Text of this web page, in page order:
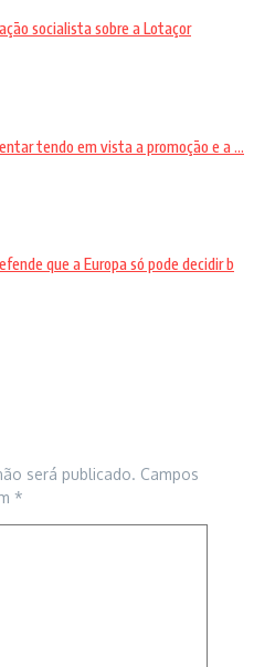
socialista sobre a Lotaçor
tendo em vista a promoção e a ...
que a Europa só pode decidir b
será publicado. Campos
*